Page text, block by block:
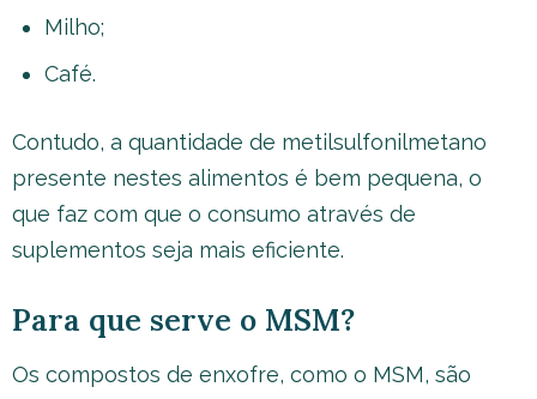
Milho;
Café.
Contudo, a quantidade de metilsulfonilmetano
presente nestes alimentos é bem pequena, o
que faz com que o consumo através de
suplementos seja mais eficiente.
Para que serve o MSM?
Os compostos de enxofre, como o MSM, são